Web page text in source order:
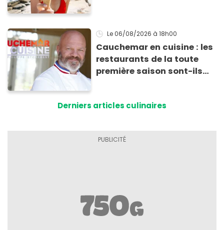
ne fondent !
Le 06/08/2026 à 18h00
Cauchemar en cuisine : les
restaurants de la toute
première saison sont-ils
Derniers articles culinaires